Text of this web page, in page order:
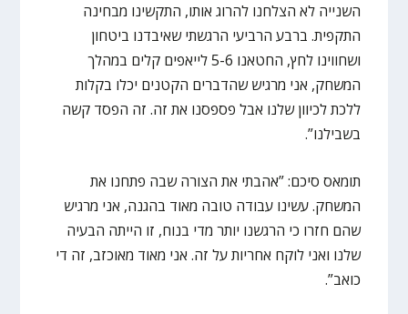
השנייה לא הצלחנו להרוג אותו, התקשינו מבחינה
התקפית. ברבע הרביעי הרגשתי שאיבדנו ביטחון
ושחווינו לחץ, החטאנו 5-6 לייאפים קלים במהלך
המשחק, אני מרגיש שהדברים הקטנים יכלו בקלות
ללכת לכיוון שלנו אבל פספסנו את זה. זה הפסד קשה
בשבילנו”.
תומאס סיכם: ”אהבתי את הצורה שבה פתחנו את
המשחק. עשינו עבודה טובה מאוד בהגנה, אני מרגיש
שהם חזרו כי הרגשנו יותר מדי בנוח, זו הייתה הבעיה
שלנו ואני לוקח אחריות על זה. אני מאוד מאוכזב, זה די
כואב”.